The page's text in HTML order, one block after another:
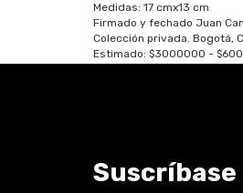
Medidas: 17 cmx13 cm
Firmado y fechado Juan
Colección privada. Bogotá,
Estimado: $3000000 -